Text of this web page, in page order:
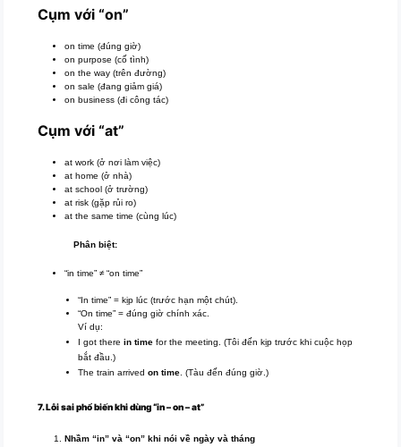
Cụm với “on”
on time (đúng giờ)
on purpose (cố tình)
on the way (trên đường)
on sale (đang giảm giá)
on business (đi công tác)
Cụm với “at”
at work (ở nơi làm việc)
at home (ở nhà)
at school (ở trường)
at risk (gặp rủi ro)
at the same time (cùng lúc)
Phân biệt:
“in time” ≠ “on time”
“In time” = kịp lúc (trước hạn một chút).
“On time” = đúng giờ chính xác.
Ví dụ:
I got therein time for the meeting. (Tôi đến kịp trước khi cuộc họp
bắt đầu.)
The train arrivedon time . (Tàu đến đúng giờ.)
7. Lỗi sai phổ biến khi dùng “in – on – at”
Nhầm “in” và “on” khi nói về ngày và tháng